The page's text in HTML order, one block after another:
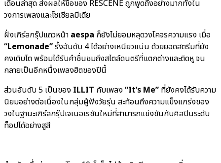
เดือนล่าสุด ส่งผลให้ชื่อของ RESCENE ถูกพูดถึงอย่างมากทั้งใน
วงการเพลงและโซเชียลมีเดีย
ฝั่งเกิร์ลกรุ๊ปแถวหน้า aespa ก็ยังไม่ยอมหลุดวงโคจรความแรง เมื่อ
“Lemonade”รั้งอันดับ 4 ได้อย่างเหนียวแน่น ด้วยยอดสตรีมที่ยัง
คงเติบโต พร้อมได้รับคำชื่นชมถึงสไตล์ดนตรีที่แตกต่างและติดหู จน
กลายเป็นอีกหนึ่งเพลงฮิตของปีนี้
ส่วนอันดับ 5 เป็นของ ILLIT กับเพลง“It’s Me” ที่ยังคงได้รับความ
นิยมอย่างต่อเนื่องในกลุ่มผู้ฟังวัยรุ่น สะท้อนถึงความแข็งแกร่งของ
วงในฐานะเกิร์ลกรุ๊ปเจเนอเรชันใหม่ที่สามารถแข่งขันกับศิลปินระดับ
ท็อปได้อย่างสูสี